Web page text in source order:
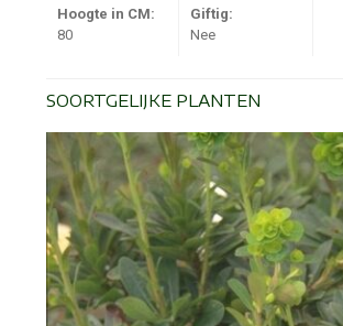
Hoogte in CM:
80
Giftig:
Nee
SOORTGELIJKE PLANTEN